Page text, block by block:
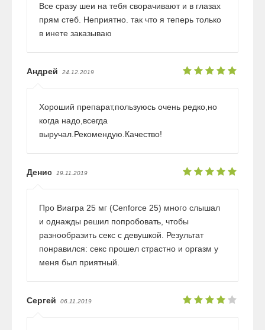
Все сразу шеи на тебя сворачивают и в глазах
прям стеб. Неприятно. так что я теперь только
в инете заказываю
Андрей 24.12.2019
Хороший препарат,пользуюсь очень редко,но
когда надо,всегда
выручал.Рекомендую.Качество!
Денис 19.11.2019
Про Виагра 25 мг (Cenforce 25) много слышал
и однажды решил попробовать, чтобы
разнообразить секс с девушкой. Результат
понравился: секс прошел страстно и оргазм у
меня был приятный.
Сергей 06.11.2019